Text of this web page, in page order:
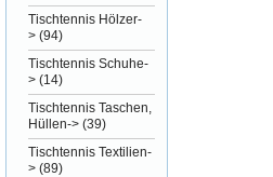
Tischtennis Hölzer-
> (94)
Tischtennis Schuhe-
> (14)
Tischtennis Taschen,
Hüllen-> (39)
Tischtennis Textilien-
> (89)